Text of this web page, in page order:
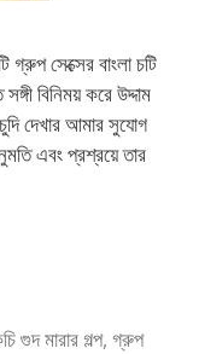
গ্রুপ সেক্সের বাংলা চটি
বিনিময় করে উদ্দাম
দেখার আমার সুযোগ
এবং প্রশ্রয়ে তার
গুদ মারার গল্প,গ্রুপ